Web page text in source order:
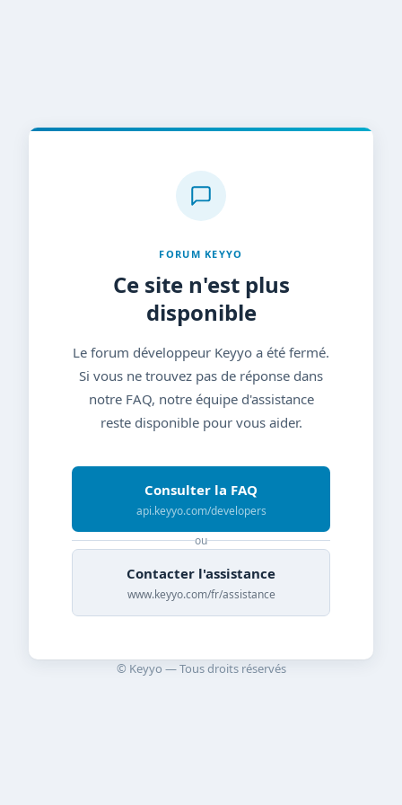
FORUM KEYYO
Ce site n'est plus
disponible
Le forum développeur Keyyo a été fermé.
Si vous ne trouvez pas de réponse dans
notre FAQ, notre équipe d'assistance
reste disponible pour vous aider.
Consulter la FAQ
api.keyyo.com/developers
ou
Contacter l'assistance
www.keyyo.com/fr/assistance
© Keyyo — Tous droits réservés